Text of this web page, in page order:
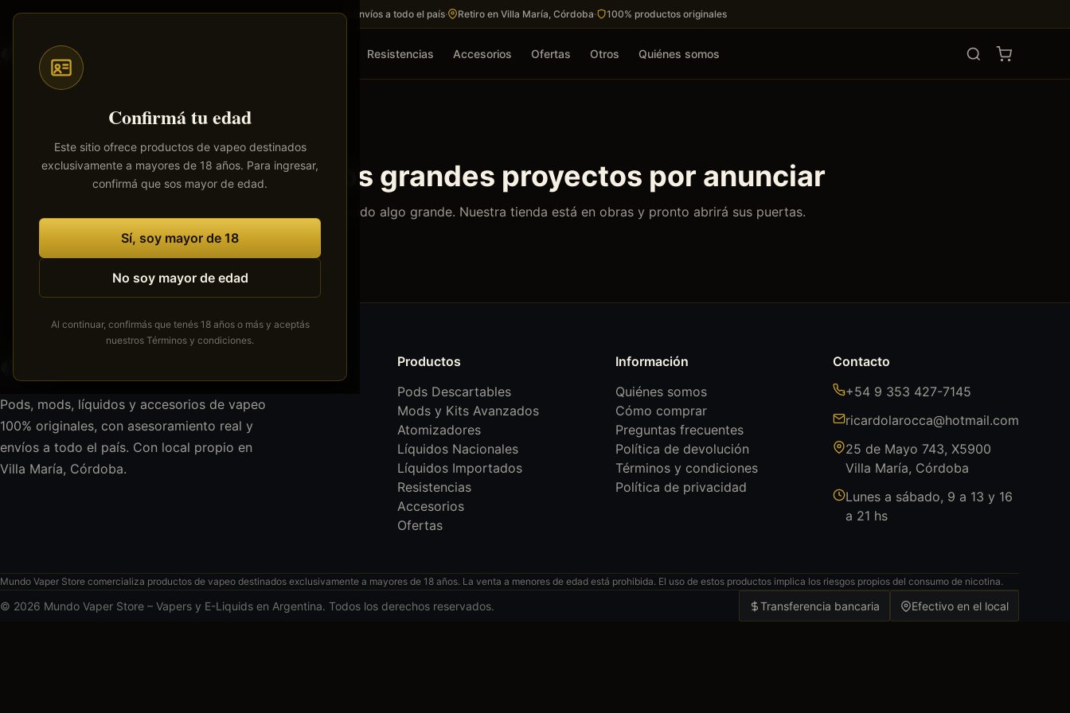
Confirmá tu edad
Este sitio ofrece productos de vapeo destinados
exclusivamente a mayores de 18 años. Para ingresar,
confirmá que sos mayor de edad.
Sí, soy mayor de 18
No soy mayor de edad
Al continuar, confirmás que tenés 18 años o más y aceptás
nuestros Términos y condiciones.
Saltar
contenido
principal
Envíos a todo el país· Retiro en Villa María, Córdoba· 100% productos originales
Todos Resistencias Accesorios Ofertas Otros Quiénes somos
Tenemos grandes proyectos por anunciar
Se está cocinando algo grande. Nuestra tienda está en obras y pronto abrirá sus puertas.
Pods, mods, líquidos y accesorios de vapeo
100% originales, con asesoramiento real y
envíos a todo el país. Con local propio en
Villa María, Córdoba.
Productos
Pods Descartables
Mods y Kits Avanzados
Atomizadores
Líquidos Nacionales
Líquidos Importados
Resistencias
Accesorios
Ofertas
Información
Quiénes somos
Cómo comprar
Preguntas frecuentes
Política de devolución
Términos y condiciones
Política de privacidad
Contacto
+54 9 353 427-7145
ricardolarocca@hotmail.com
25 de Mayo 743, X5900
Villa María, Córdoba
Lunes a sábado, 9 a 13 y 16
a 21 hs
Mundo Vaper Store comercializa productos de vapeo destinados exclusivamente a mayores de 18 años. La venta a menores de edad está prohibida. El uso de estos productos implica los riesgos propios del consumo de nicotina.
© 2026 Mundo Vaper Store – Vapers y E-Liquids en Argentina. Todos los derechos reservados. Transferencia bancaria Efectivo en el local